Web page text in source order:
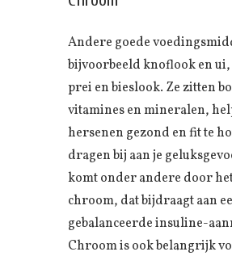
Andere goede
bijvoorbeeld knoflook en
prei en bieslook. Ze zitten
vitamines en mineralen,
hersenen gezond en fit te
dragen bij aan je
komt onder andere door
chroom, dat bijdraagt aan
gebalanceerde insuline-
Chroom is ook belangrijk